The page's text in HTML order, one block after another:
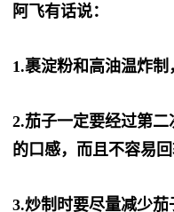
阿飞有话说：
1.裹淀粉和高油温炸制
2.茄子一定要经过第
的口感，而且不容易回
3.炒制时要尽量减少